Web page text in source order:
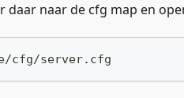
daar naar de cfg map en
cfg/server.cfg